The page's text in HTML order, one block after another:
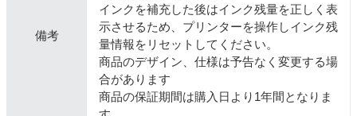
備考
インクを補充した後はインク残量を正しく表
示させるため、プリンターを操作しインク残
量情報をリセットしてください。
商品のデザイン、仕様は予告なく変更する場
合があります
商品の保証期間は購入日より1年間となりま